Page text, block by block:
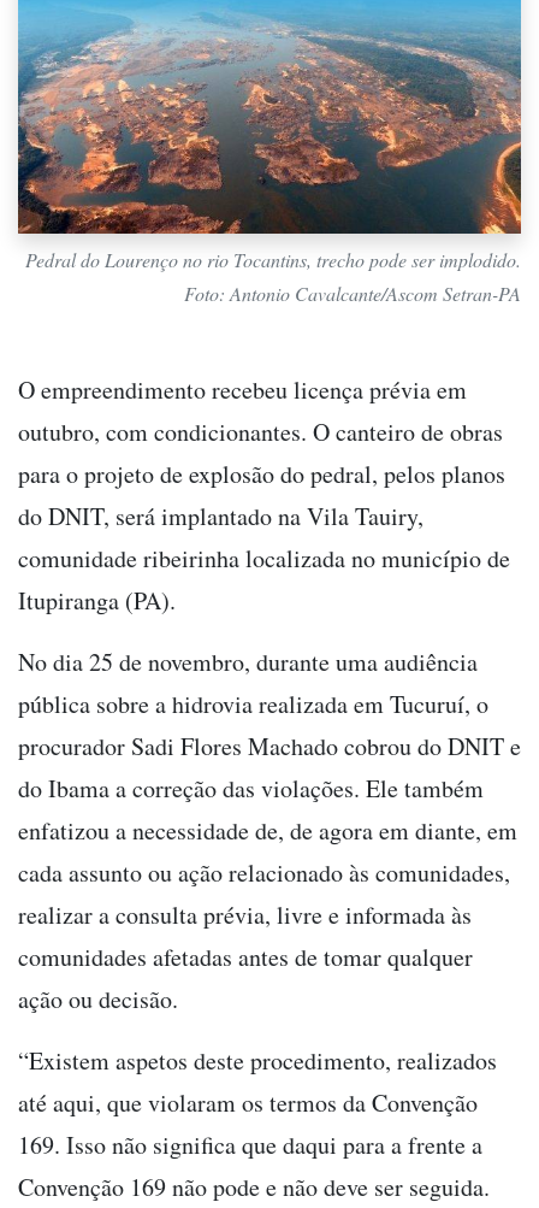
Pedral do Lourenço no rio Tocantins, trecho pode ser implodido.
Foto: Antonio Cavalcante/Ascom Setran-PA
O empreendimento recebeu licença prévia em
outubro, com condicionantes. O canteiro de obras
para o projeto de explosão do pedral, pelos planos
do DNIT, será implantado na Vila Tauiry,
comunidade ribeirinha localizada no município de
Itupiranga (PA).
No dia 25 de novembro, durante uma audiência
pública sobre a hidrovia realizada em Tucuruí, o
procurador Sadi Flores Machado cobrou do DNIT e
do Ibama a correção das violações. Ele também
enfatizou a necessidade de, de agora em diante, em
cada assunto ou ação relacionado às comunidades,
realizar a consulta prévia, livre e informada às
comunidades afetadas antes de tomar qualquer
ação ou decisão.
“Existem aspetos deste procedimento, realizados
até aqui, que violaram os termos da Convenção
169. Isso não significa que daqui para a frente a
Convenção 169 não pode e não deve ser seguida.